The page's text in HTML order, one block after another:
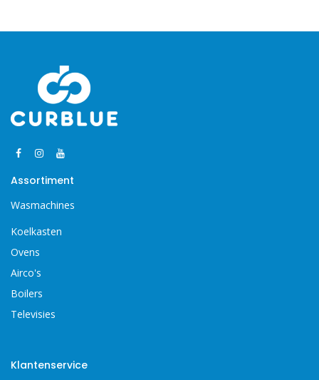
Assortiment
Wasmachines
Koelkasten
Ovens
Airco's
Boilers
Televisies
Klantenservice